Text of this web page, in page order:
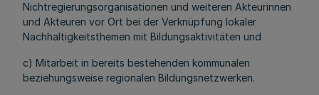
Nichtregierungsorganisationen und weiteren Akteurinnen
und Akteuren vor Ort bei der Verknüpfung lokaler
Nachhaltigkeitsthemen mit Bildungsaktivitäten und
c) Mitarbeit in bereits bestehenden kommunalen
beziehungsweise regionalen Bildungsnetzwerken.